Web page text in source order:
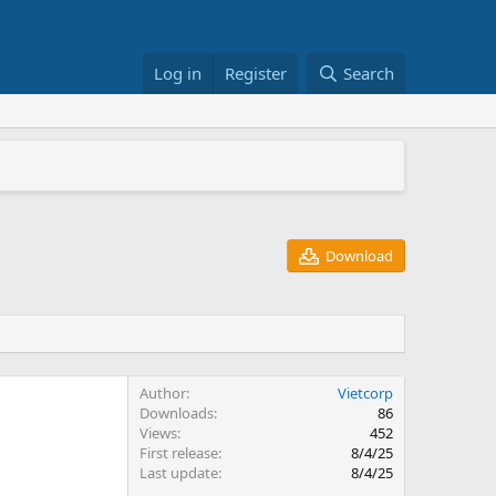
Log in Register Search
Download
Author
Vietcorp
Downloads
86
Views
452
First release
8/4/25
Last update
8/4/25